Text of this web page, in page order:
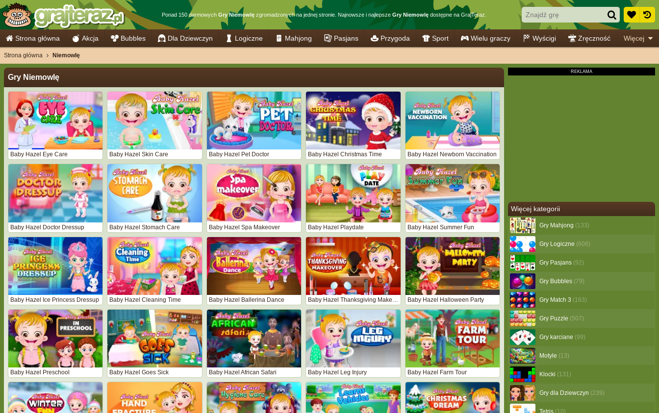
Ponad 150 darmowych Gry Niemowlęzgromadzonych na jednej stronie. Najnowsze i najlepsze Gry Niemowlędostępne na GrajTeraz.
Strona główna Akcja Bubbles Dla Dziewczyn Logiczne Mahjong Pasjans Przygoda Sport Wielu graczy Wyścigi Zręczność Więcej
Gry Niemowlę
Baby Hazel Eye Care Baby Hazel Skin Care Baby Hazel Pet Doctor Baby Hazel Christmas Time Baby Hazel Newborn Vaccination
Baby Hazel Doctor Dressup Baby Hazel Stomach Care Baby Hazel Spa Makeover Baby Hazel Playdate Baby Hazel Summer Fun
Baby Hazel Ice Princess Dressup Baby Hazel Cleaning Time Baby Hazel Ballerina Dance Baby Hazel Thanksgiving Makeover Baby Hazel Halloween Party
Baby Hazel Preschool Baby Hazel Goes Sick Baby Hazel African Safari Baby Hazel Leg Injury Baby Hazel Farm Tour
Więcej kategorii
Gry Mahjong (133)
Gry Logiczne (606)
Gry Pasjans (92)
Gry Bubbles (79)
Gry Match 3 (163)
Gry Puzzle (507)
Gry karciane (99)
Motyle (13)
Klocki (131)
Gry dla Dziewczyn (239)
Tetris (10)
Strona główna Niemowlę